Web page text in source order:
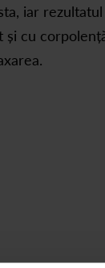
iar
și cu